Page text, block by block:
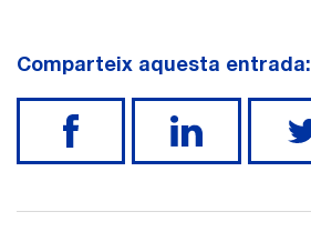
Comparteix aquesta entrada: